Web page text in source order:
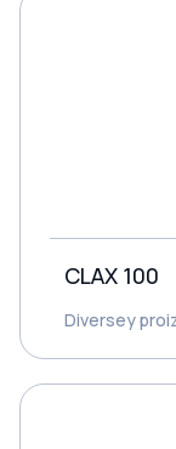
CLAX 100
Diversey